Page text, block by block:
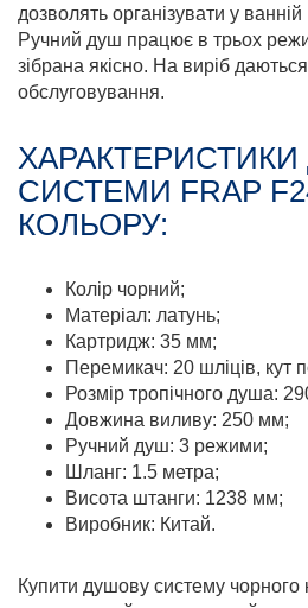
дозволять організувати у ванній
Ручний душ працює в трьох
зібрана якісно. На виріб даються
обслуговування.
СИСТЕМИ FRAP
КОЛЬОРУ:
Колір чорний;
Матеріал: латунь;
Картридж: 35 мм;
Перемикач: 20 шліців, кут
Розмір тропічного душа:
Довжина виливу: 250 мм;
Ручний душ: 3 режими;
Шланг: 1.5 метра;
Висота штанги: 1238 мм;
Виробник: Китай.
Купити душову систему чорного